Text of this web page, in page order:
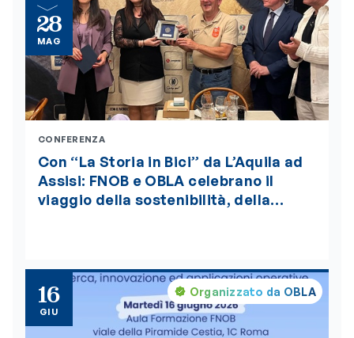
28
MAG
CONFERENZA
Con “La Storia in Bici” da L’Aquila ad
Assisi: FNOB e OBLA celebrano il
viaggio della sostenibilità, della
Organizzato da OBLA
16
GIU